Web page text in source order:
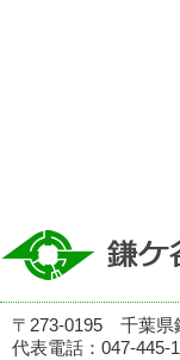
〒273-0195 千葉県
代表電話：047-445-